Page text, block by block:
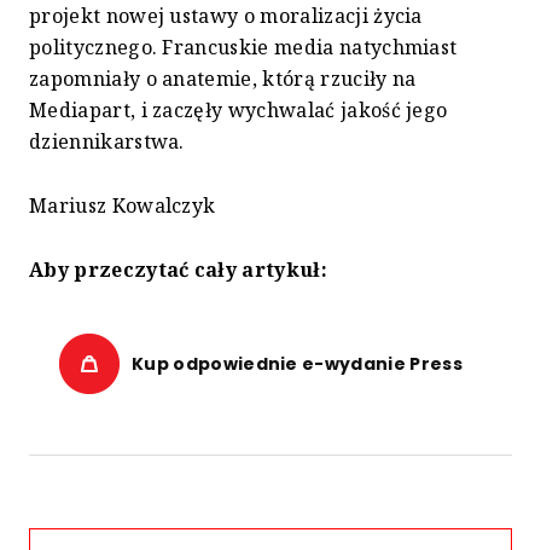
projekt nowej ustawy o moralizacji życia
politycznego. Francuskie media natychmiast
zapomniały o anatemie, którą rzuciły na
Mediapart, i zaczęły wychwalać jakość jego
dziennikarstwa.
Mariusz Kowalczyk
Aby przeczytać cały artykuł:
Kup odpowiednie e-wydanie Press